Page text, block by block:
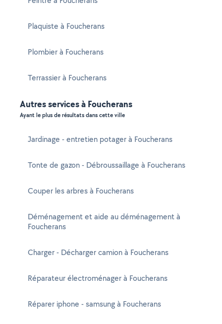
Plaquiste à Foucherans
Plombier à Foucherans
Terrassier à Foucherans
Autres services à Foucherans
Ayant le plus de résultats dans cette ville
Jardinage - entretien potager à Foucherans
Tonte de gazon - Débroussaillage à Foucherans
Couper les arbres à Foucherans
Déménagement et aide au déménagement à
Foucherans
Charger - Décharger camion à Foucherans
Réparateur électroménager à Foucherans
Réparer iphone - samsung à Foucherans